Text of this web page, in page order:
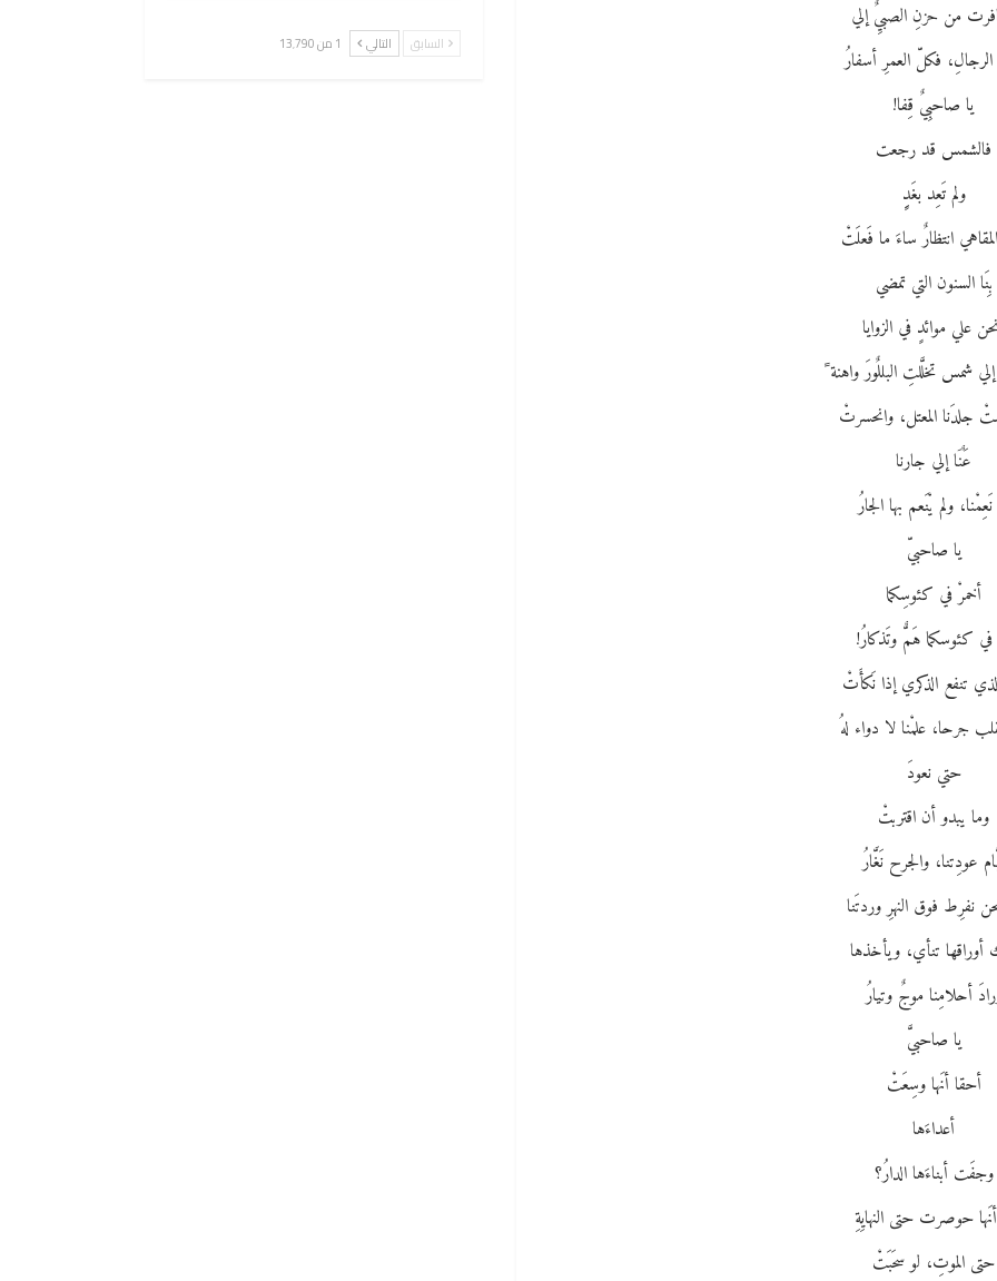
من حزنِ الصبيٌِ إلي
فكلّ العمرِ أسفارُ
يا صاحبِيٌ قِفا!
فالشمس قد رجعت
ولم تَعِد بغَدٍِ
انتظارٌ ساءَ ما فَعلَتْ
بِنَا السنون التي تمضي
علي موائدٍ في الزوايا
شمس تخلَّلتِ البللٌورَ واهنة
جلدَنا المعتل، وانحسرتْ
عَنٌَا إلي جارنا
نَعِمْنا، ولم يْنَعم بها الجارُ
يا صاحبيّ
أخمرْ في كئوسِكما
كئوسكما هَمٌّ وتَذكارُ!
تنفع الذكري إذا نَكأَتْ
جرحا، علمْنا لا دواء لهُ
حتي نعودَ
وما يبدو أن اقتربتْ
عودِتنا، والجرح نَغَّارُ
نفرِط فوق النهرِ وردتَنا
أوراقها تنأي، ويأخذها
أحلامِنا موجٌ وتيارُ
يا صاحبيَّ
أحقا أنَها وسِعَتْ
أعداءَها
وجفَت أبناءَها الدارُ؟
حوصرت حتى النهايِةِ
حتى الموتِ، لو سحَبَتْ
السابق التالي 1 من 13٬790